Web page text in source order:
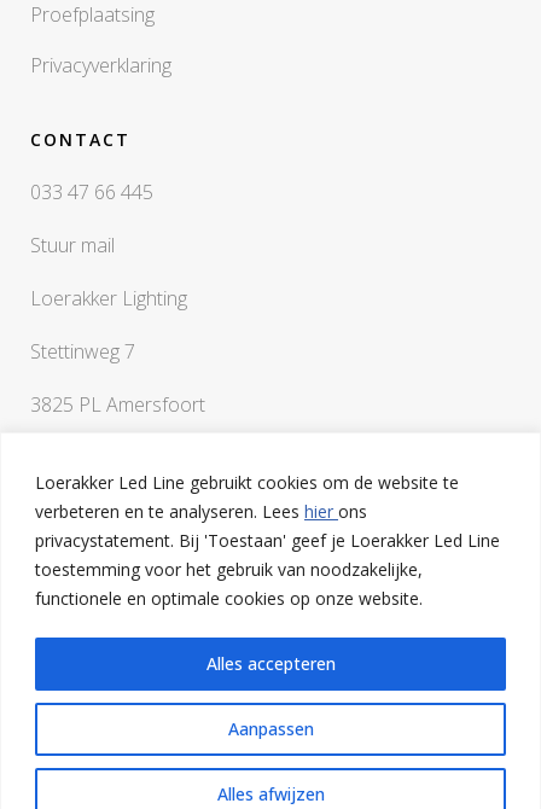
Loerakker Led Line gebruikt cookies om de website te
verbeteren en te analyseren. Lees hier ons
privacystatement. Bij 'Toestaan' geef je Loerakker Led Line
toestemming voor het gebruik van noodzakelijke,
functionele en optimale cookies op onze website.
Aanpassen
Alles afwijzen
Alles accepteren
Proefplaatsing
Privacyverklaring
CONTACT
033 47 66 445
Stuur mail
Loerakker Lighting
Stettinweg 7
3825 PL Amersfoort
Als je vragen hebt of een klankbord nodig hebt bij het
uitwerken van je ideeën, ben je van harte welkom op onze
lichtstudio in Amersfoort